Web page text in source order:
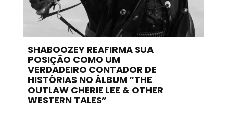
SHABOOZEY REAFIRMA SUA
POSIÇÃO COMO UM
VERDADEIRO CONTADOR DE
HISTÓRIAS NO ÁLBUM “THE
OUTLAW CHERIE LEE & OTHER
WESTERN TALES”